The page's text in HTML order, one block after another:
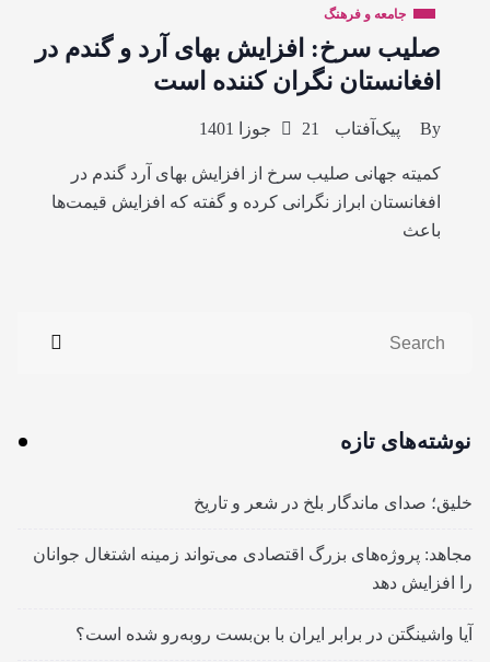
جامعه و فرهنگ
صلیب سرخ: افزایش بهای آرد و گندم در
افغانستان نگران کننده است
By پیک‌آفتاب 21 جوزا 1401
کمیته جهانی صلیب سرخ از افزایش بهای آرد گندم در
افغانستان ابراز نگرانی کرده و گفته که افزایش قیمت‌ها
باعث
نوشته‌های تازه
خلیق؛ صدای ماندگار بلخ در شعر و تاریخ
مجاهد: پروژه‌های بزرگ اقتصادی می‌تواند زمینه اشتغال جوانان
را افزایش دهد
آیا واشینگتن در برابر ایران با بن‌بست روبه‌رو شده است؟